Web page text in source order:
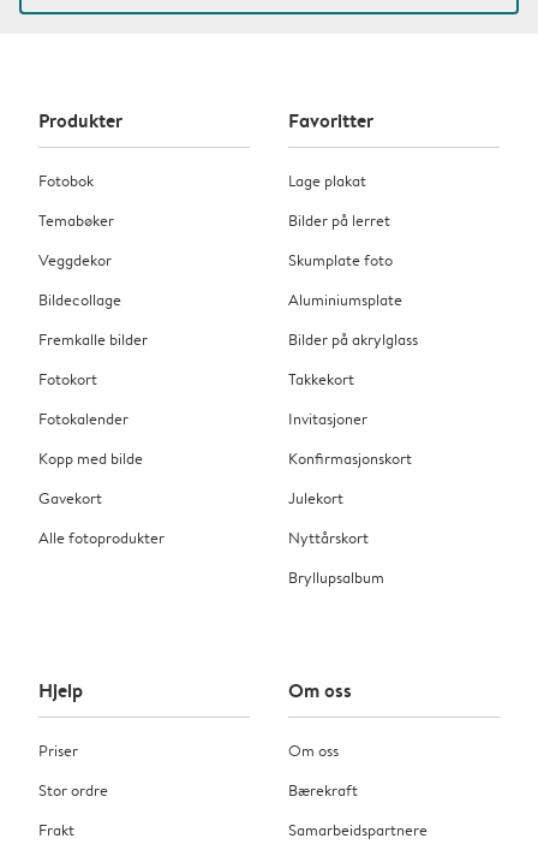
Produkter
Fotobok
Temabøker
Veggdekor
Bildecollage
Fremkalle bilder
Fotokort
Fotokalender
Kopp med bilde
Gavekort
Alle fotoprodukter
Favoritter
Lage plakat
Bilder på lerret
Skumplate foto
Aluminiumsplate
Bilder på akrylglass
Takkekort
Invitasjoner
Konfirmasjonskort
Julekort
Nyttårskort
Bryllupsalbum
Hjelp
Priser
Stor ordre
Frakt
Om oss
Om oss
Bærekraft
Samarbeidspartnere